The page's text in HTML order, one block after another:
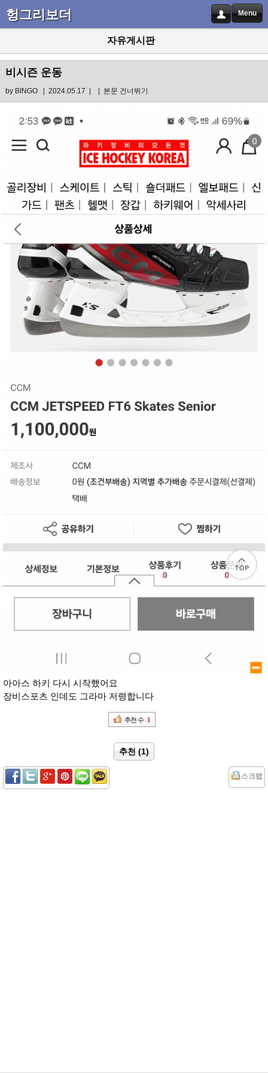
헝그리보더 Menu
자유게시판
비시즌 운동
by BINGO| 2024.05.17 | | 본문 건너뛰기
아아스 하키 다시 시작했어요
장비스포츠 인데도 그라마 저령합니다
추천 수 1
추천 (1)
스크랩